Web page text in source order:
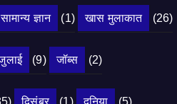
ज्ञान (1) खास मुलाकात (26)
(9) जॉब्स (2)